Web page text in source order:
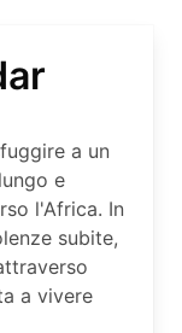
a un
e
l'Africa. In
subite,
a vivere